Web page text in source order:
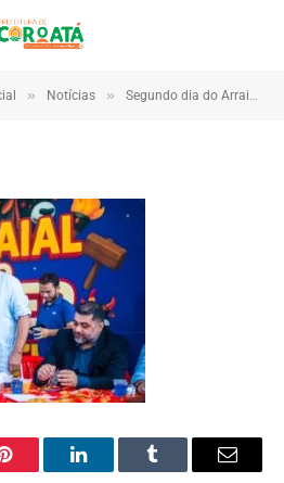
» Notícias » Segundo dia do Arraial do Saber é marcado por encantamento e integração entre escolas e comunidade
Pinterest LinkedInTumblr Email